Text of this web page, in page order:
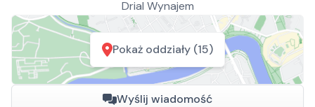
Drial Wynajem
Pokaż oddziały (15)
Wyślij wiadomość